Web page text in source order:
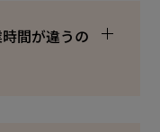
間が違うの